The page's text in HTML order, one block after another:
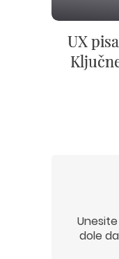
UX
dole